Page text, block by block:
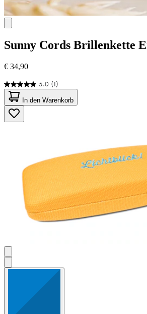
Sunny Cords Brillenkette
€ 34,90
5.0 (1)
5.0
von
5
Sternen.
1
In den Warenkorb